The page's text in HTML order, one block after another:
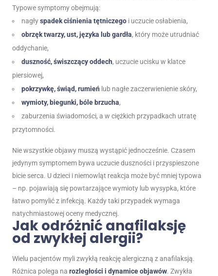
Typowe symptomy obejmują:
nagłyspadek ciśnienia tętniczego i uczucie osłabienia,
obrzęk twarzy, ust, języka lub gardła, który może utrudniać
oddychanie,
duszność, świszczący oddech, uczucie ucisku w klatce
piersiowej,
pokrzywkę, świąd, rumień lub nagłe zaczerwienienie skóry,
wymioty, biegunki, bóle brzucha,
zaburzenia świadomości, a w ciężkich przypadkach utratę
przytomności.
Nie wszystkie objawy muszą wystąpić jednocześnie. Czasem
jedynym symptomem bywa uczucie duszności i przyspieszone
bicie serca. U dzieci i niemowląt reakcja może być mniej typowa
– np. pojawiają się powtarzające wymioty lub wysypka, które
łatwo pomylić z infekcją. Każdy taki przypadek wymaga
natychmiastowej oceny medycznej.
Jak odróżnić anafilaksję
od zwykłej alergii?
Wielu pacjentów myli zwykłą reakcję alergiczną z anafilaksją.
Różnica polega na rozległości i dynamice objawów. Zwykła